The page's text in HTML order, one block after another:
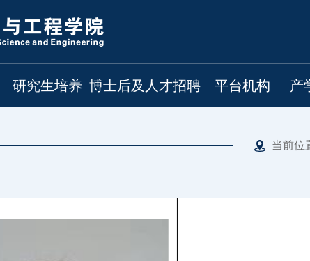
研究生培养 博士后及人才招聘 平台机构 产
当前位